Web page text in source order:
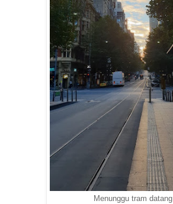
Menunggu tram datang